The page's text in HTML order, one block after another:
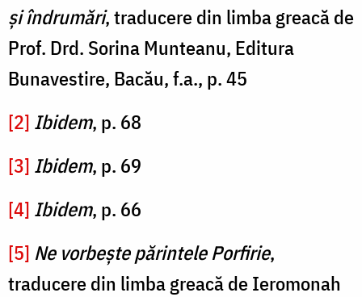
și îndrumări, traducere din limba greacă de
Prof. Drd. Sorina Munteanu, Editura
Bunavestire, Bacău, f.a., p. 45
[2] Ibidem, p. 68
[3] Ibidem, p. 69
[4] Ibidem, p. 66
[5] Ne vorbește părintele Porfirie,
traducere din limba greacă de Ieromonah